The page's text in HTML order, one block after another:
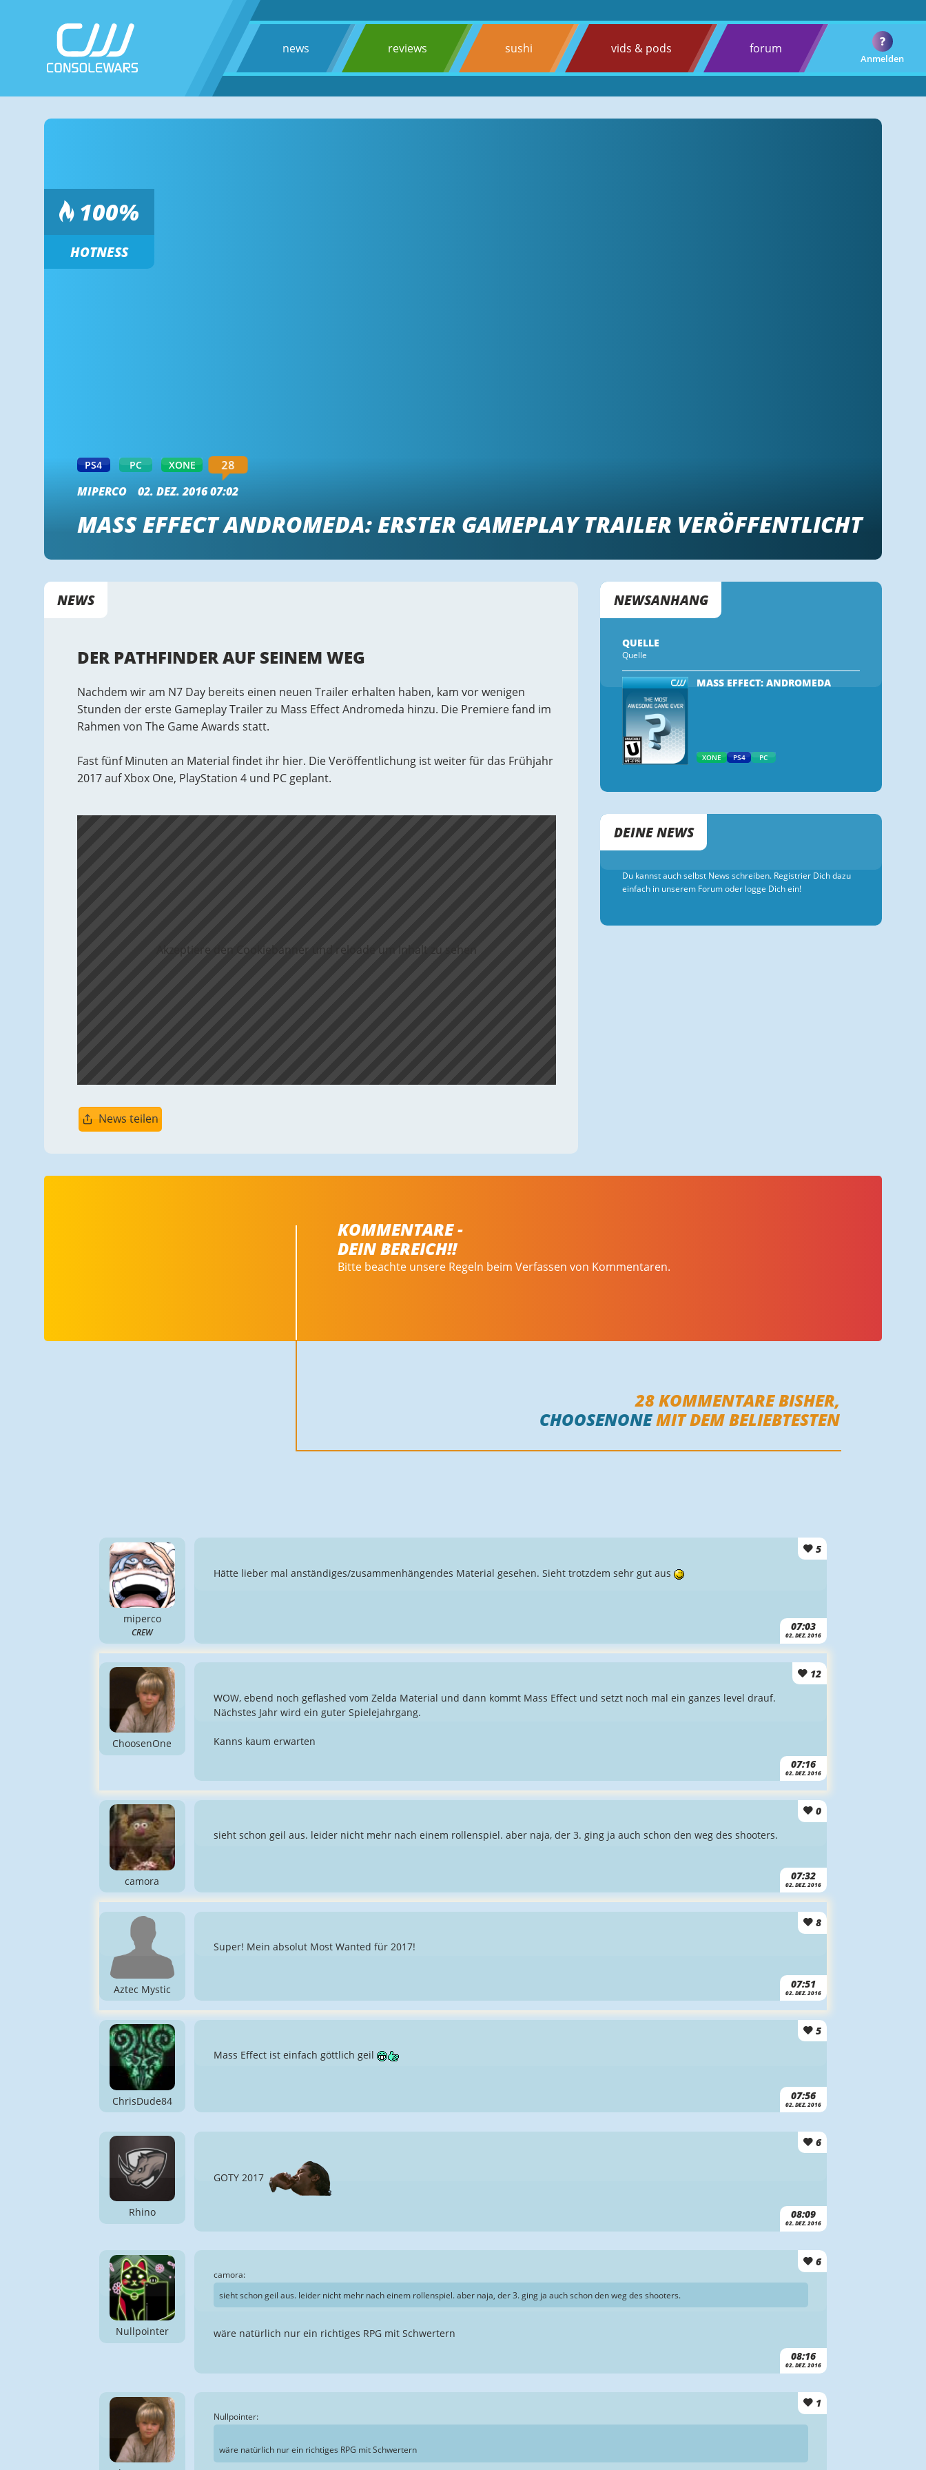
news reviews sushi vids & pods forum
Anmelden
?
100%
HOTNESS
PS4 PC XONE 28
MIPERCO 02. DEZ. 2016 07:02
MASS EFFECT ANDROMEDA: ERSTER GAMEPLAY TRAILER VERÖFFENTLICHT
NEWS
DER PATHFINDER AUF SEINEM WEG
Nachdem wir am N7 Day bereits einen neuen Trailer erhalten haben, kam vor wenigen
Stunden der erste Gameplay Trailer zu Mass Effect Andromeda hinzu. Die Premiere fand im
Rahmen von The Game Awards statt.
Fast fünf Minuten an Material findet ihr hier. Die Veröffentlichung ist weiter für das Frühjahr
2017 auf Xbox One, PlayStation 4 und PC geplant.
Akzeptiere den Cookiebanner und reloade um Inhalt zu sehen
News teilen
NEWSANHANG
QUELLE
Quelle
MASS EFFECT: ANDROMEDA
XONE PS4 PC
DEINE NEWS
Du kannst auch selbst News schreiben. Registrier Dich dazu
einfach in unserem Forum oder logge Dich ein!
KOMMENTARE -
DEIN BEREICH!!
Bitte beachte unsere Regeln beim Verfassen von Kommentaren.
28KOMMENTARE BISHER,
CHOOSENONEMIT DEM BELIEBTESTEN
miperco
CREW
5
07:03
02. DEZ. 2016
Hätte lieber mal anständiges/zusammenhängendes Material gesehen. Sieht trotzdem sehr gut aus
ChoosenOne
12
07:16
02. DEZ. 2016
WOW, ebend noch geflashed vom Zelda Material und dann kommt Mass Effect und setzt noch mal ein ganzes level drauf.
Nächstes Jahr wird ein guter Spielejahrgang.
Kanns kaum erwarten
camora
0
07:32
02. DEZ. 2016
sieht schon geil aus. leider nicht mehr nach einem rollenspiel. aber naja, der 3. ging ja auch schon den weg des shooters.
Aztec Mystic
8
07:51
02. DEZ. 2016
Super! Mein absolut Most Wanted für 2017!
ChrisDude84
5
07:56
02. DEZ. 2016
Mass Effect ist einfach göttlich geil
Rhino
6
08:09
02. DEZ. 2016
GOTY 2017
Nullpointer
6
08:16
02. DEZ. 2016
camora:
sieht schon geil aus. leider nicht mehr nach einem rollenspiel. aber naja, der 3. ging ja auch schon den weg des shooters.
wäre natürlich nur ein richtiges RPG mit Schwertern
1
Nullpointer:
wäre natürlich nur ein richtiges RPG mit Schwertern